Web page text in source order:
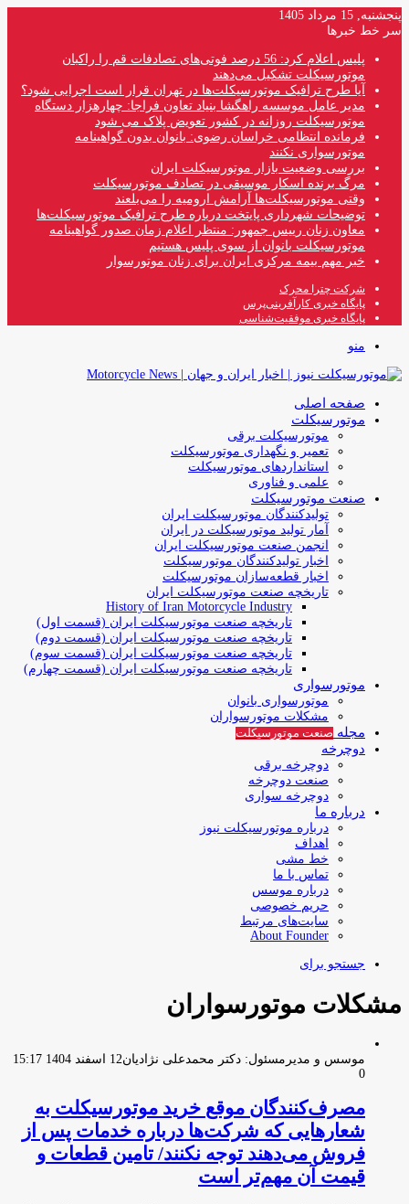
پنجشنبه, 15 مرداد 1405
سر خط خبرها
پلیس اعلام کرد: 56 درصد فوتی‌های تصادفات قم را راکبان
موتورسیکلت تشکیل می‌دهند
آیا طرح ترافیک موتورسیکلت‌ها در تهران قرار است اجرایی شود؟
مدیر عامل موسسه راهگشا بنیاد تعاون فراجا: چهارهزار دستگاه
موتورسیکلت روزانه در کشور تعویض پلاک می شود
فرمانده انتظامی خراسان رضوی: بانوان بدون گواهینامه
موتورسواری نکنند
بررسی وضعیت بازار موتورسیکلت ایران
مرگ برنده اسکار موسیقی در تصادف موتورسیکلت
وقتی موتورسیکلت‌ها آرامش ارومیه را می‌بلعند
توضیحات شهرداری پایتخت درباره طرح ترافیک موتورسیکلت‌ها
معاون زنان رییس جمهور: منتظر اعلام زمان صدور گواهینامه
موتورسیکلت بانوان از سوی پلیس هستیم
خبر مهم بیمه مرکزی ایران برای زنان موتورسوار
شرکت چترا محرک
پایگاه خبری کارآفرینی‌پرس
پایگاه خبری موفقیت‌شناسی
منو
صفحه اصلی
موتورسیکلت
موتورسیکلت برقی
تعمیر و نگهداری موتورسیکلت
استانداردهای موتورسیکلت
علمی و فناوری
صنعت موتورسیکلت
تولیدکنندگان موتورسیکلت ایران
آمار تولید موتورسیکلت در ایران
انجمن صنعت موتورسیکلت ایران
اخبار تولیدکنندگان موتورسیکلت
اخبار قطعه‌سازان موتورسیکلت
تاریخچه صنعت موتورسیکلت ایران
History of Iran Motorcycle Industry
تاریخچه صنعت موتورسیکلت ایران (قسمت اول)
تاریخچه صنعت موتورسیکلت ایران (قسمت دوم)
تاریخچه صنعت موتورسیکلت ایران (قسمت سوم)
تاریخچه صنعت موتورسیکلت ایران (قسمت چهارم)
موتورسواری
موتورسواری بانوان
مشکلات موتورسواران
مجله صنعت موتورسیکلت
دوچرخه
دوچرخه برقی
صنعت دوچرخه
دوچرخه سواری
درباره ما
درباره موتورسیکلت نیوز
اهداف
خط مشی
تماس با ما
درباره موسس
حریم خصوصی
سایت‌های مرتبط
About Founder
جستجو برای
مشکلات موتورسواران
موسس و مدیرمسئول: دکتر محمدعلی نژادیان12 اسفند 1404 15:17
0
مصرف‌کنندگان موقع خرید موتورسیکلت به
شعارهایی که شرکت‌ها درباره خدمات پس از
فروش می‌دهند توجه نکنند/ تامین قطعات و
قیمت آن مهم‌تر است